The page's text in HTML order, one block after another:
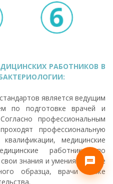
РАБОТНИКОВ В
является ведущим
по подготовке врачей и
профессиональным
профессиональную
медицинские
работники по
знания и умения. Вместе
образца, врачи также